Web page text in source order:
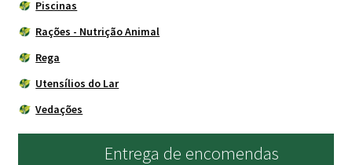
Piscinas
Rações - Nutrição Animal
Rega
Utensílios do Lar
Vedações
Entrega de encomendas